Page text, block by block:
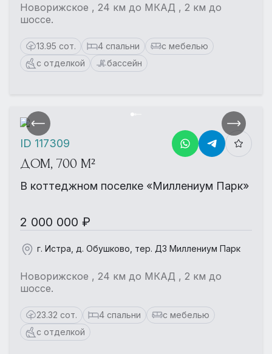
Новорижское , 24 км до МКАД , 2 км до
шоссе.
13.95 сот. 4 спальни
с мебелью
с отделкой
бассейн
ДОМ, 700 М²
В коттеджном поселке «Миллениум Парк»
2 000 000 ₽
г. Истра, д. Обушково, тер. ДЗ Миллениум Парк
Новорижское , 24 км до МКАД , 2 км до
шоссе.
23.32 сот. 4 спальни
с мебелью
с отделкой
ID 117309